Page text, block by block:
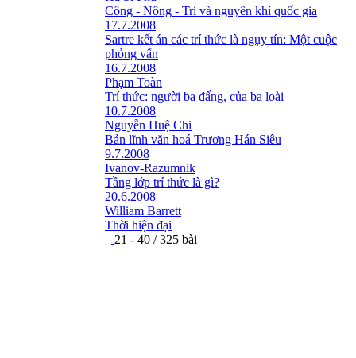
Công - Nông - Trí và nguyên khí quốc gia
17.7.2008
Sartre kết án các trí thức là ngụy tín: Một cuộc
phỏng vấn
16.7.2008
Phạm Toàn
Trí thức: người ba đấng, của ba loài
10.7.2008
Nguyễn Huệ Chi
Bản lĩnh văn hoá Trương Hán Siêu
9.7.2008
Ivanov-Razumnik
Tầng lớp trí thức là gì?
20.6.2008
William Barrett
Thời hiện đại
21 - 40 / 325 bài